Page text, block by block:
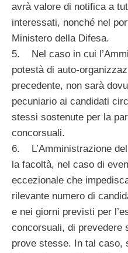
avrà valore di notifica a
interessati, nonché nel
Ministero della Difesa.
5. Nel caso in cui
potestà di auto-
precedente, non sarà
pecuniario ai candidati
stessi sostenute per la
concorsuali.
6. L’Amministrazione
la facoltà, nel caso di
eccezionale che
rilevante numero di
e nei giorni previsti per
concorsuali, di prevedere
prove stesse. In tal caso,